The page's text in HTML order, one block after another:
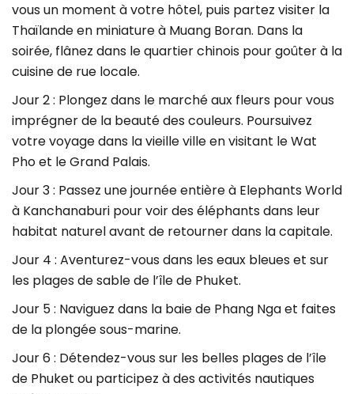
vous un moment à votre hôtel, puis partez visiter la
Thaïlande en miniature à Muang Boran. Dans la
soirée, flânez dans le quartier chinois pour goûter à la
cuisine de rue locale.
Jour 2 : Plongez dans le marché aux fleurs pour vous
imprégner de la beauté des couleurs. Poursuivez
votre voyage dans la vieille ville en visitant le Wat
Pho et le Grand Palais.
Jour 3 : Passez une journée entière à Elephants World
à Kanchanaburi pour voir des éléphants dans leur
habitat naturel avant de retourner dans la capitale.
Jour 4 : Aventurez-vous dans les eaux bleues et sur
les plages de sable de l’île de Phuket.
Jour 5 : Naviguez dans la baie de Phang Nga et faites
de la plongée sous-marine.
Jour 6 : Détendez-vous sur les belles plages de l’île
de Phuket ou participez à des activités nautiques